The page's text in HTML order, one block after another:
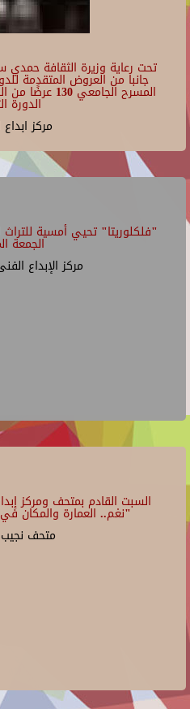
تحت رعاية وزيرة الثقافة
جانبا من العروض المتقدمة
المسرح
الدورة
مركز
"فلكلوريتا" تحيي أمسية
الجمعة
مركز الإبداع
السبت القادم بمتحف ومركز
"نغم.. العمارة والمكان
متحف